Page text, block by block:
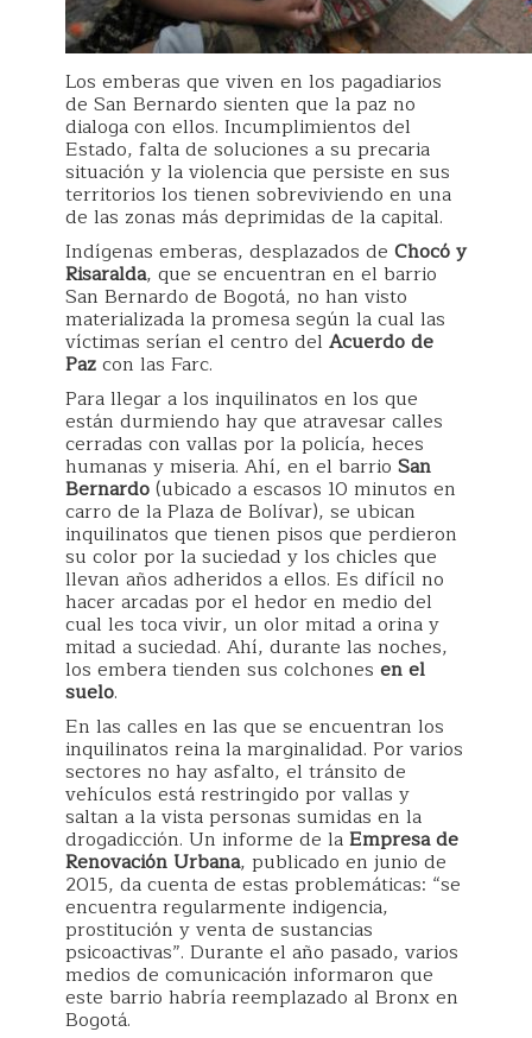
Los emberas que viven en los pagadiarios
de San Bernardo sienten que la paz no
dialoga con ellos. Incumplimientos del
Estado, falta de soluciones a su precaria
situación y la violencia que persiste en sus
territorios los tienen sobreviviendo en una
de las zonas más deprimidas de la capital.
Indígenas emberas, desplazados de Chocó y
Risaralda, que se encuentran en el barrio
San Bernardo de Bogotá, no han visto
materializada la promesa según la cual las
víctimas serían el centro del Acuerdo de
Pazcon las Farc.
Para llegar a los inquilinatos en los que
están durmiendo hay que atravesar calles
cerradas con vallas por la policía, heces
humanas y miseria. Ahí, en el barrio San
Bernardo(ubicado a escasos 10 minutos en
carro de la Plaza de Bolívar), se ubican
inquilinatos que tienen pisos que perdieron
su color por la suciedad y los chicles que
llevan años adheridos a ellos. Es difícil no
hacer arcadas por el hedor en medio del
cual les toca vivir, un olor mitad a orina y
mitad a suciedad. Ahí, durante las noches,
los embera tienden sus colchones en el
suelo.
En las calles en las que se encuentran los
inquilinatos reina la marginalidad. Por varios
sectores no hay asfalto, el tránsito de
vehículos está restringido por vallas y
saltan a la vista personas sumidas en la
drogadicción. Un informe de laEmpresa de
Renovación Urbana, publicado en junio de
2015, da cuenta de estas problemáticas: “se
encuentra regularmente indigencia,
prostitución y venta de sustancias
psicoactivas”. Durante el año pasado, varios
medios de comunicación informaron que
este barrio habría reemplazado al Bronx en
Bogotá.